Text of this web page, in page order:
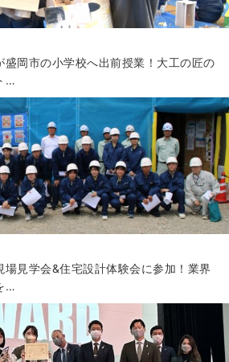
岡市の小学校へ出前授業！大工の匠の
…
見学会&住宅設計体験会に参加！業界
…